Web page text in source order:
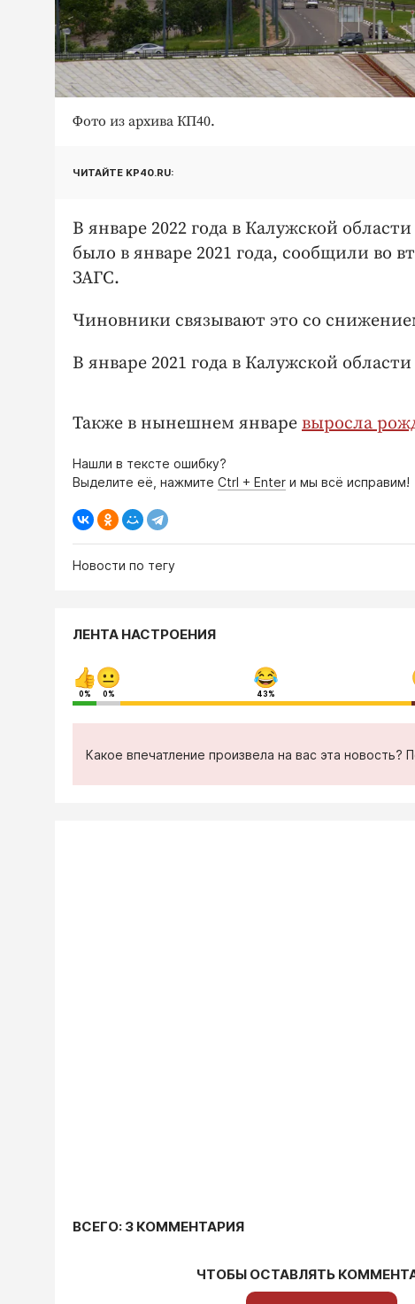
Фото из архива КП40.
ЧИТАЙТЕ KP40.RU:
В январе 2022 года в Калужской
было в январе 2021 года, сообщили во
ЗАГС.
Чиновники связывают это со
В январе 2021 года в Калужской
Также в нынешнем январе выросла
Нашли в тексте ошибку?
Выделите её, нажмите Ctrl + Enter и мы всё исправим!
Новости по тегу
ЛЕНТА НАСТРОЕНИЯ
0% 0% 43%
Какое впечатление произвела на вас эта новость?
ВСЕГО: 3 КОММЕНТАРИЯ
ЧТОБЫ ОСТАВЛЯТЬ